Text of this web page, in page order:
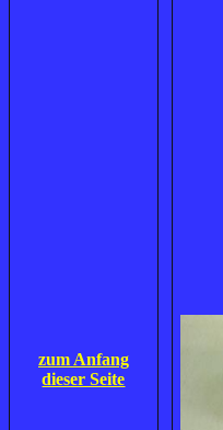
zum Anfang
dieser Seite